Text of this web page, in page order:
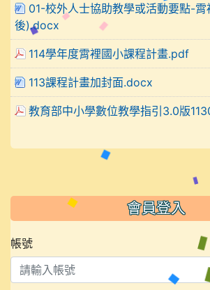
01-校外人士協助教學或活動要點-
後).docx
114學年度霄裡國小課程計畫.pdf
113課程計畫加封面.docx
教育部中小學數位教學指引3.0版
會員登入
帳號